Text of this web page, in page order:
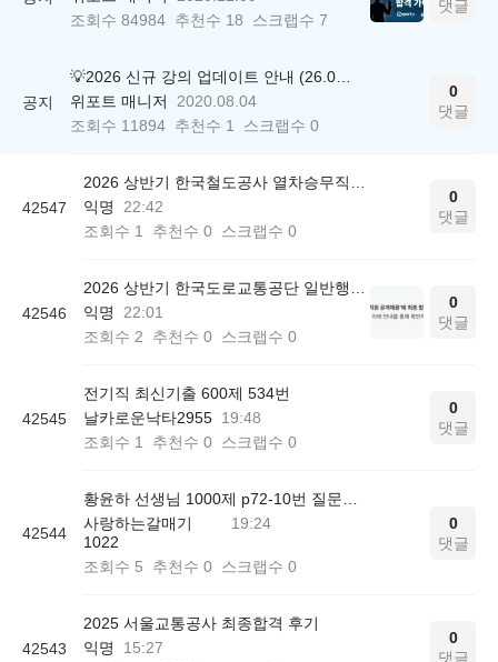
조회수 84984 추천수 18 스크랩수 7
댓글
공지
위포트 매니저
2020.08.04
조회수 11894 추천수 1 스크랩수 0
0
댓글
42547
익명
22:42
조회수 1 추천수 0 스크랩수 0
0
댓글
42546
익명
22:01
조회수 2 추천수 0 스크랩수 0
0
댓글
42545
전기직 최신기출 600제 534번
날카로운낙타2955 19:48
조회수 1 추천수 0 스크랩수 0
0
댓글
42544
사랑하는갈매기
1022
19:24
조회수 5 추천수 0 스크랩수 0
0
댓글
42543
2025 서울교통공사 최종합격 후기
익명
15:27
0
댓글